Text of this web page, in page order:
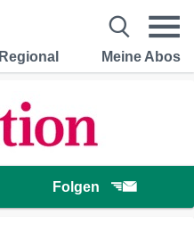
Regional Meine Abos
Folgen